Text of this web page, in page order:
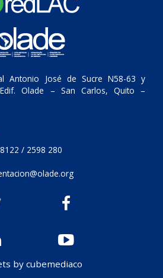
Antonio José de Sucre N58-63 y
Olade – San Carlos, Quito –
/ 2598 280
by cubemediaco